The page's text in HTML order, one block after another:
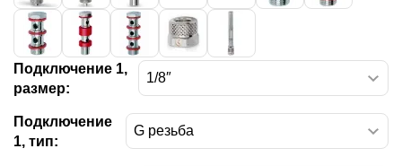
Подключение 1,
размер:
Подключение
1, тип: